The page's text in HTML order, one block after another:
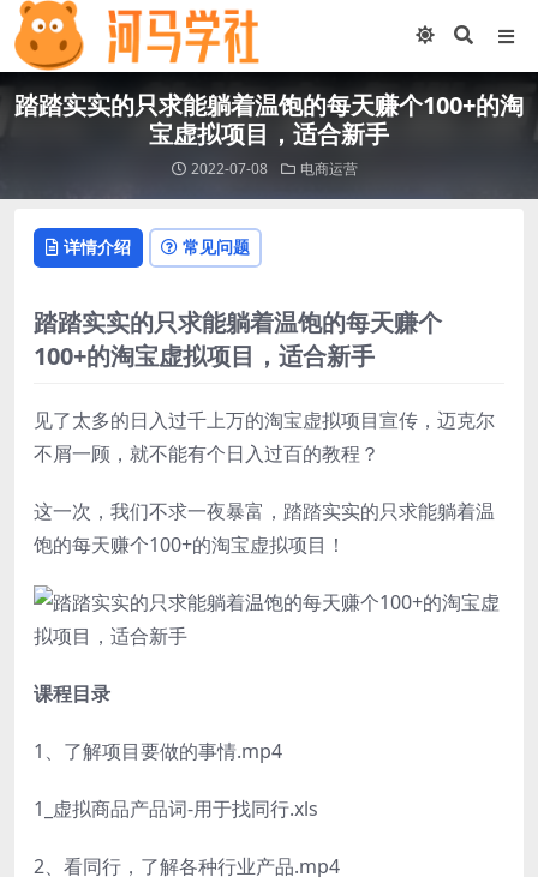
踏踏实实的只求能躺着温饱的每天赚个100+的淘
宝虚拟项目，适合新手
2022-07-08 电商运营
详情介绍 常见问题
踏踏实实的只求能躺着温饱的每天赚个
100+的淘宝虚拟项目，适合新手
见了太多的日入过千上万的淘宝虚拟项目宣传，迈克尔
不屑一顾，就不能有个日入过百的教程？
这一次，我们不求一夜暴富，踏踏实实的只求能躺着温
饱的每天赚个100+的淘宝虚拟项目！
课程目录
1、了解项目要做的事情.mp4
1_虚拟商品产品词-用于找同行.xls
2、看同行，了解各种行业产品.mp4